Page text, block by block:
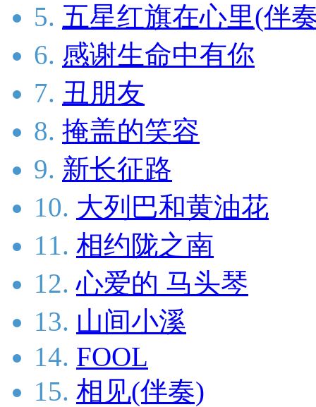
5. 五星红旗在心里(伴
6. 感谢生命中有你
7. 丑朋友
8. 掩盖的笑容
9. 新长征路
10. 大列巴和黄油花
11. 相约陇之南
12. 心爱的 马头琴
13. 山间小溪
14. FOOL
15. 相见(伴奏)